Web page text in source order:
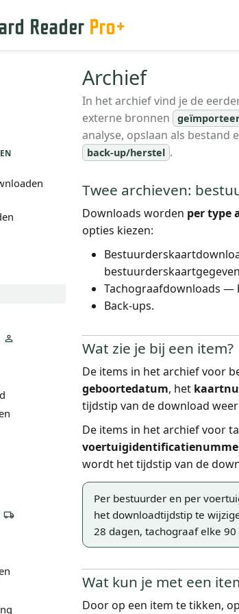
Reader Pro+
Archief
In het archief vind je de
externe bronnen
analyse, opslaan als bestand
back-up/herstel .
Twee archieven:
Downloads worden per type
opties kiezen:
Tachograafdownloads —
Back-ups.
Wat zie je bij een item?
De items in het archief voor
geboortedatum, het
tijdstip van de download
De items in het archief voor
wordt het tijdstip van de
Per bestuurder en per
het downloadtijdstip te
28 dagen, tachograaf elke 90
Wat kun je met een
Door op een item te tikken,